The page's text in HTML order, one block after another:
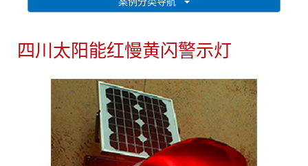
四川太阳能红慢黄闪警示灯